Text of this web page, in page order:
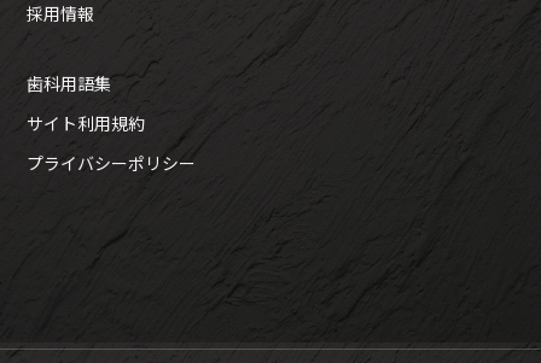
採用情報
歯科用語集
サイト利用規約
プライバシーポリシー